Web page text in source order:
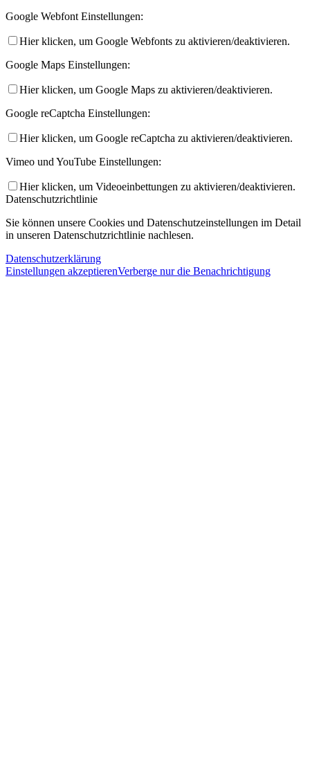
Google Webfont Einstellungen:
Hier klicken, um Google Webfonts zu aktivieren/deaktivieren.
Google Maps Einstellungen:
Hier klicken, um Google Maps zu aktivieren/deaktivieren.
Google reCaptcha Einstellungen:
Hier klicken, um Google reCaptcha zu aktivieren/deaktivieren.
Vimeo und YouTube Einstellungen:
Hier klicken, um Videoeinbettungen zu aktivieren/deaktivieren.
Datenschutzrichtlinie
Sie können unsere Cookies und Datenschutzeinstellungen im Detail
in unseren Datenschutzrichtlinie nachlesen.
Datenschutzerklärung
Einstellungen akzeptierenVerberge nur die Benachrichtigung